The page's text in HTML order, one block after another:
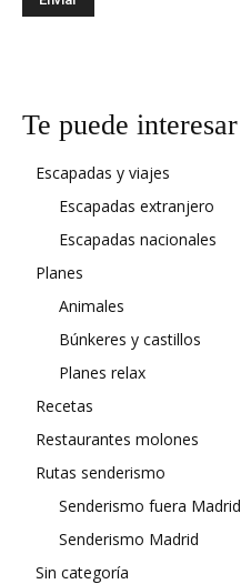
Te puede interesar
Escapadas y viajes
Escapadas extranjero
Escapadas nacionales
Planes
Animales
Búnkeres y castillos
Planes relax
Recetas
Restaurantes molones
Rutas senderismo
Senderismo fuera Madrid
Senderismo Madrid
Sin categoría